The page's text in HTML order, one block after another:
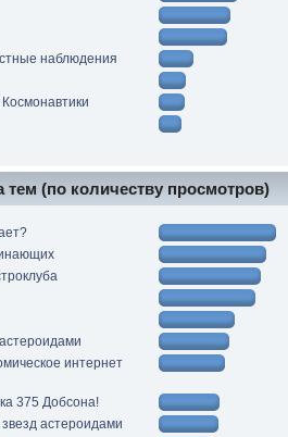
наблюдения
тем (по количеству просмотров)
интернет
375 Добсона!
астероидами